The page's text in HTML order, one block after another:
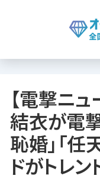
ス
【電撃ニ
結衣が電
恥婚」「任
ドがトレン